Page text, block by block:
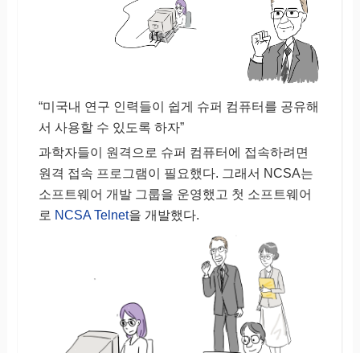
“미국내 연구 인력들이 쉽게 슈퍼 컴퓨터를 공유해
서 사용할 수 있도록 하자”
과학자들이 원격으로 슈퍼 컴퓨터에 접속하려면
원격 접속 프로그램이 필요했다. 그래서 NCSA는
소프트웨어 개발 그룹을 운영했고 첫 소프트웨어
로 NCSA Telnet을 개발했다.